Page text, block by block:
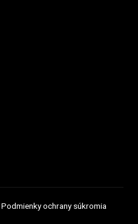
Podmienky ochrany súkromia